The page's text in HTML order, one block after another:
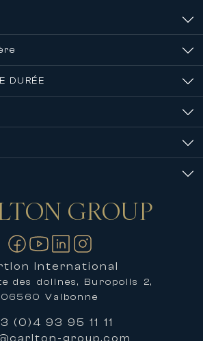
DURÉE
GROUP
International
des dolines, Buropolis 2,
06560 Valbonne
(0)4 93 95 11 11
group.com